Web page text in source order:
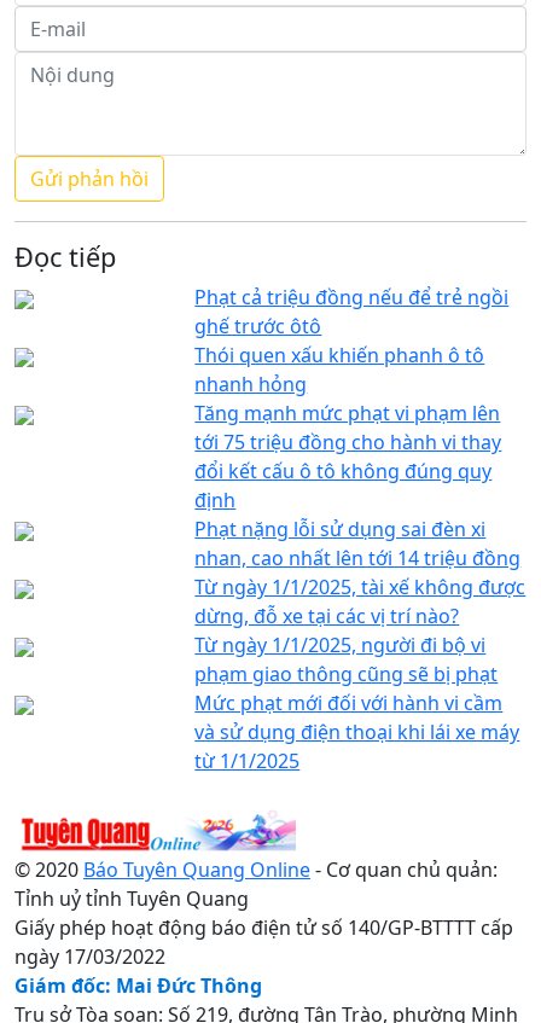
Đọc tiếp
Phạt cả triệu đồng nếu để trẻ ngồi
ghế trước ôtô
Thói quen xấu khiến phanh ô tô
nhanh hỏng
Tăng mạnh mức phạt vi phạm lên
tới 75 triệu đồng cho hành vi thay
đổi kết cấu ô tô không đúng quy
định
Phạt nặng lỗi sử dụng sai đèn xi
nhan, cao nhất lên tới 14 triệu đồng
Từ ngày 1/1/2025, tài xế không được
dừng, đỗ xe tại các vị trí nào?
Từ ngày 1/1/2025, người đi bộ vi
phạm giao thông cũng sẽ bị phạt
Mức phạt mới đối với hành vi cầm
và sử dụng điện thoại khi lái xe máy
từ 1/1/2025
© 2020 Báo Tuyên Quang Online- Cơ quan chủ quản:
Tỉnh uỷ tỉnh Tuyên Quang
Giấy phép hoạt động báo điện tử số 140/GP-BTTTT cấp
ngày 17/03/2022
Giám đốc: Mai Đức Thông
Trụ sở Tòa soạn: Số 219, đường Tân Trào, phường Minh